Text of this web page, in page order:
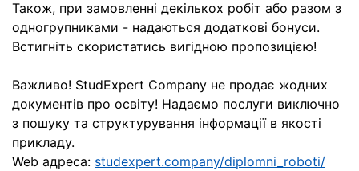
Також, при замовленні декількох робіт або разом з
одногрупниками - надаються додаткові бонуси.
Встигніть скористатись вигідною пропозицією!
Важливо! StudExpert Company не продає жодних
документів про освіту! Надаємо послуги виключно
з пошуку та структурування інформації в якості
прикладу.
Web адреса: studexpert.company/diplomni_roboti/